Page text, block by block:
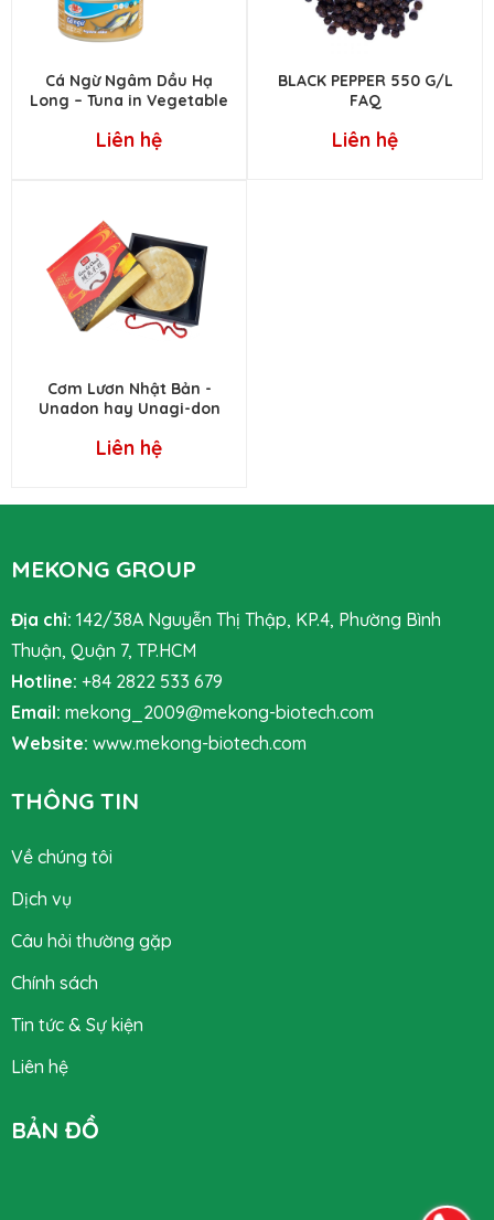
Cá Ngừ Ngâm Dầu Hạ
Long – Tuna in Vegetable
Liên hệ
BLACK PEPPER 550 G/L
FAQ
Liên hệ
Cơm Lươn Nhật Bản -
Unadon hay Unagi-don
Liên hệ
MEKONG GROUP
Địa chỉ: 142/38A Nguyễn Thị Thập, KP.4, Phường Bình
Thuận, Quận 7, TP.HCM
Hotline: +84 2822 533 679
Email: mekong_2009@mekong-biotech.com
Website: www.mekong-biotech.com
THÔNG TIN
Về chúng tôi
Dịch vụ
Câu hỏi thường gặp
Chính sách
Tin tức & Sự kiện
Liên hệ
BẢN ĐỒ